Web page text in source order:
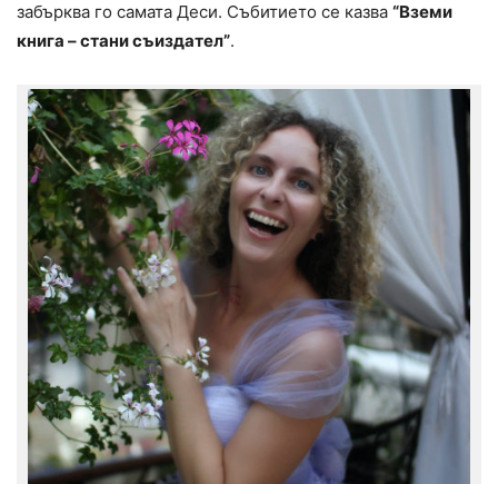
забърква го самата Деси. Събитието се казва “Вземи
книга – стани съиздател”.